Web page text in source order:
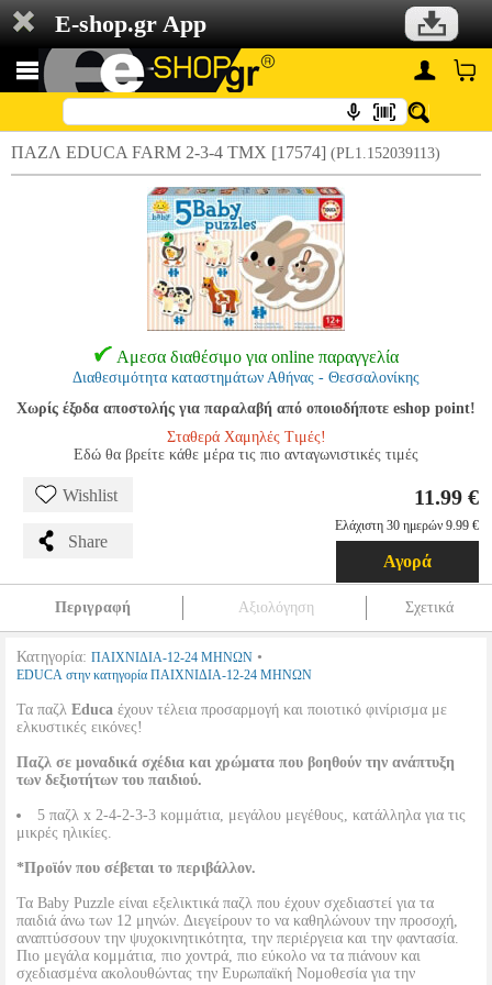
E-shop.gr App
ΠΑΖΛ EDUCA FARM 2-3-4 ΤΜΧ [17574] (PL1.152039113)
Αμεσα διαθέσιμο για online παραγγελία
Διαθεσιμότητα καταστημάτων Αθήνας - Θεσσαλονίκης
Χωρίς έξοδα αποστολής για παραλαβή από οποιοδήποτε eshop point!
Σταθερά Χαμηλές Τιμές!
Εδώ θα βρείτε κάθε μέρα τις πιο ανταγωνιστικές τιμές
Wishlist
Share
11.99 €
Ελάχιστη 30 ημερών 9.99 €
Αγορά
Περιγραφή Αξιολόγηση Σχετικά
Κατηγορία: ΠΑΙΧΝΙΔΙΑ-12-24 ΜΗΝΩΝ •
EDUCA στην κατηγορία ΠΑΙΧΝΙΔΙΑ-12-24 ΜΗΝΩΝ
Τα παζλ Educa έχουν τέλεια προσαρμογή και ποιοτικό φινίρισμα με
ελκυστικές εικόνες!
Παζλ σε μοναδικά σχέδια και χρώματα που βοηθούν την ανάπτυξη
των δεξιοτήτων του παιδιού.
5 παζλ x 2-4-2-3-3 κομμάτια, μεγάλου μεγέθους, κατάλληλα για τις
μικρές ηλικίες.
*Προϊόν που σέβεται το περιβάλλον.
Τα Baby Puzzle είναι εξελικτικά παζλ που έχουν σχεδιαστεί για τα
παιδιά άνω των 12 μηνών. Διεγείρουν το να καθηλώνουν την προσοχή,
αναπτύσσουν την ψυχοκινητικότητα, την περιέργεια και την φαντασία.
Πιο μεγάλα κομμάτια, πιο χοντρά, πιο εύκολο να τα πιάνουν και
σχεδιασμένα ακολουθώντας την Ευρωπαϊκή Νομοθεσία για την